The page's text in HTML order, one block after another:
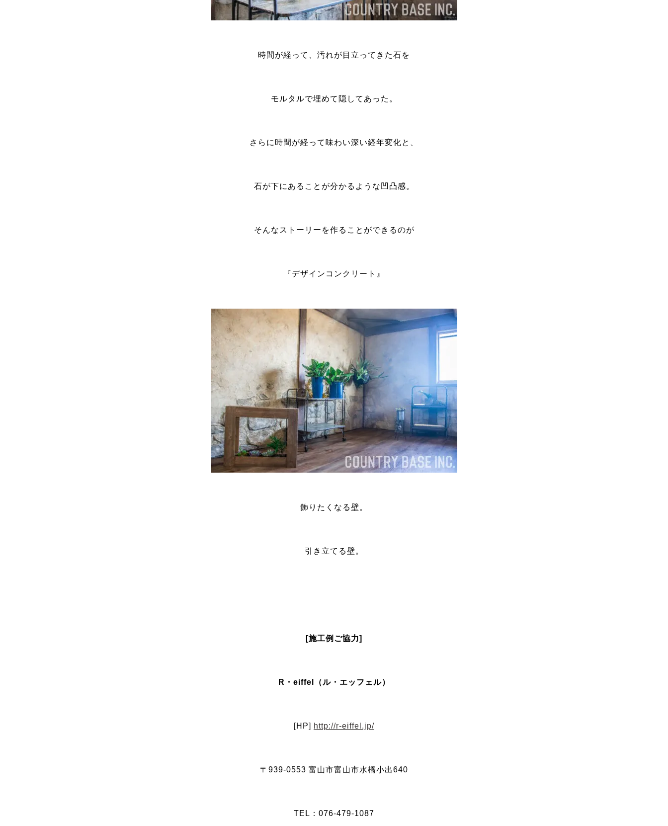
時間が経って、汚れが目立ってきた石を
モルタルで埋めて隠してあった。
さらに時間が経って味わい深い経年変化と、
石が下にあることが分かるような凹凸感。
そんなストーリーを作ることができるのが
『デザインコンクリート』
飾りたくなる壁。
引き立てる壁。
[施工例ご協力]
R・eiffel（ル・エッフェル）
[HP] http://r-eiffel.jp/
〒939‐0553 富山市富山市水橋小出640
TEL：076-479-1087